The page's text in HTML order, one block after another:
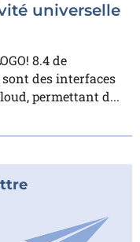
universelle
8.4 de
sont des interfaces
permettant d...